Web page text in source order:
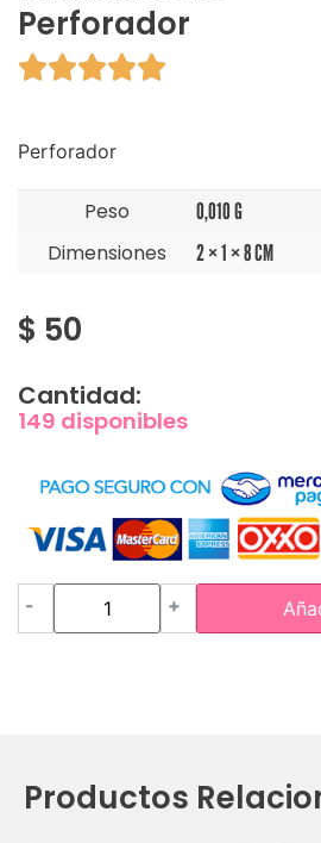
Perforador

Perforador
Peso 0,010 G
Dimensiones 2 × 1 × 8 CM
$ 50
Cantidad:
149 disponibles
- +
Productos